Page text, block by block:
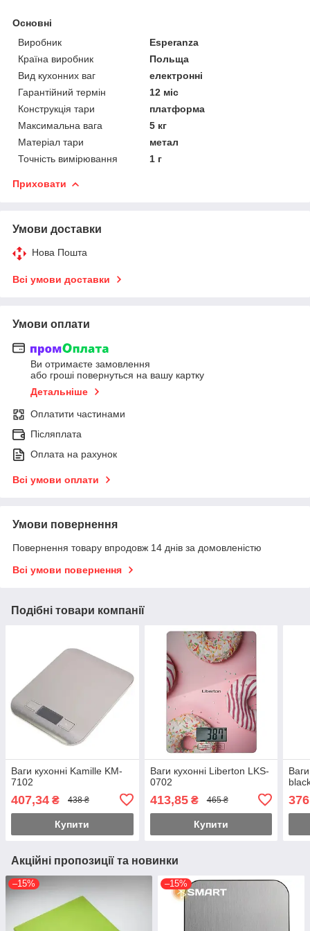
Основні
Виробник
Esperanza
Країна виробник
Польща
Вид кухонних ваг
електронні
Гарантійний термін
12 міс
Конструкція тари
платформа
Максимальна вага
5 кг
Матеріал тари
метал
Точність вимірювання
1 г
Приховати
Умови доставки
Нова Пошта
Всі умови доставки
Умови оплати
Ви отримаєте замовлення
або гроші повернуться на вашу картку
Детальніше
Оплатити частинами
Післяплата
Оплата на рахунок
Всі умови оплати
Умови повернення
Повернення товару впродовж 14 днів за домовленістю
Всі умови повернення
Подібні товари компанії
Ваги кухонні Kamille KM-
7102
407,34 ₴ 438 ₴
Купити
Ваги кухонні Liberton LKS-
0702
413,85₴ 465 ₴
Купити
376
Акційні пропозиції та новинки
–15% –15%